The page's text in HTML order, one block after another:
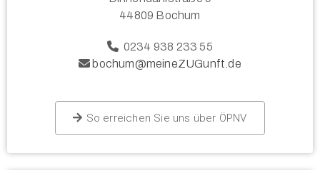
44809 Bochum
0234 938 233 55
bochum@meineZUGunft.de
So erreichen Sie uns über ÖPNV